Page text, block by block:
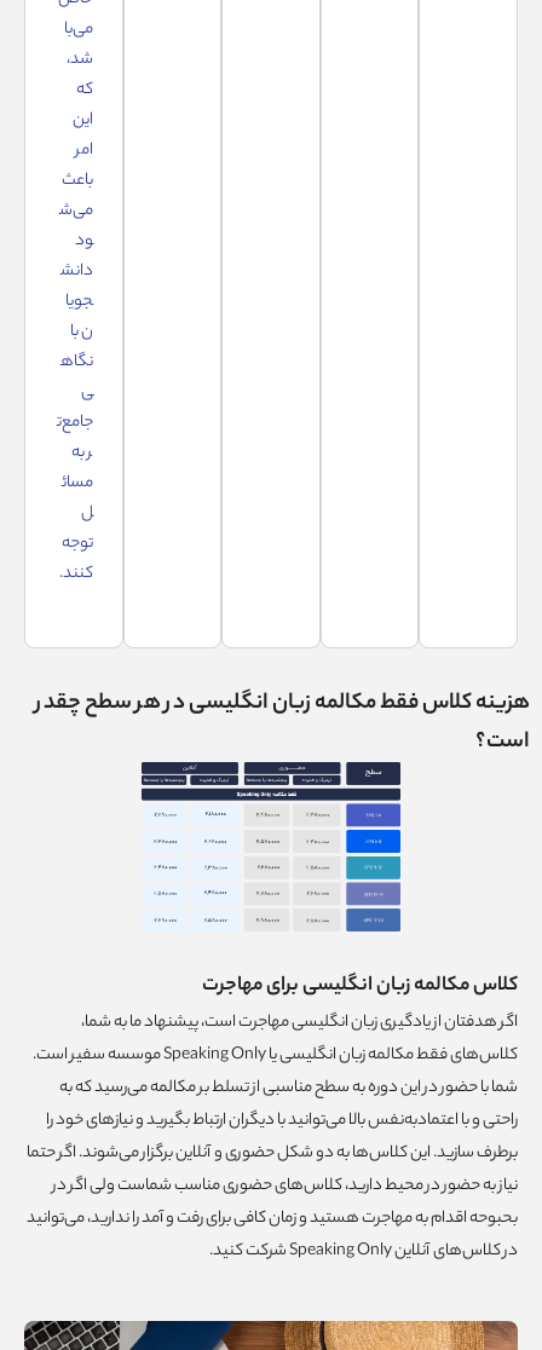
می‌با
شد،
که
این
امر
باعث
می‌ش
ود
دانش
جویا
ن با
نگاه
ی
جامع‌ت
ر به
مسائ
ل
توجه
کنند.
هزینه کلاس فقط مکالمه زبان انگلیسی در هر سطح چقدر
است؟
کلاس مکالمه زبان انگلیسی برای مهاجرت
اگر هدفتان از یادگیری زبان انگلیسی مهاجرت است، پیشنهاد ما به شما،
کلاس‌های فقط مکالمه زبان انگلیسی یا Speaking Only موسسه سفیر است.
شما با حضور در این دوره به سطح مناسبی از تسلط بر مکالمه می‌رسید که به
راحتی و با اعتمادبه‌نفس بالا می‌توانید با دیگران ارتباط بگیرید و نیازهای خود را
برطرف سازید. این کلاس‌ها به دو شکل حضوری و آنلاین برگزار می‌شوند. اگر حتما
نیاز به حضور در محیط دارید، کلاس‌های حضوری مناسب شماست ولی اگر در
بحبوحه اقدام به مهاجرت هستید و زمان کافی برای رفت‌ و آمد را ندارید، می‌توانید
در کلاس‌های آنلاین Speaking Only شرکت کنید.